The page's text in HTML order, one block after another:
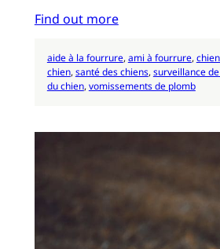
Find out more
aide à la fourrure, ami à fourrure,
chien, santé des chiens, surveillance de
du chien, vomissements de plomb